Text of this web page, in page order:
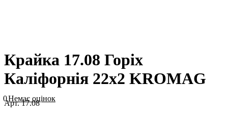
Крайка 17.08 Горіх
Каліфорнія 22х2 KROMAG
0Немає оцінок
Арт.17.08